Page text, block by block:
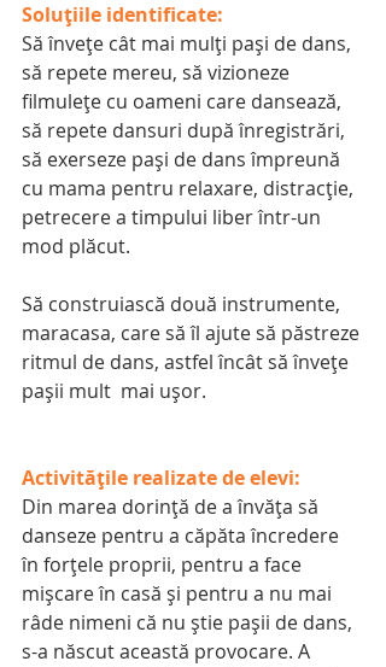
Soluțiile identificate:
Să învețe cât mai mulți pași de dans,
să repete mereu, să vizioneze
filmulețe cu oameni care dansează,
să repete dansuri după înregistrări,
să exerseze pași de dans împreună
cu mama pentru relaxare, distracție,
petrecere a timpului liber într-un
mod plăcut.
Să construiască două instrumente,
maracasa, care să îl ajute să păstreze
ritmul de dans, astfel încât să învețe
pașii mult  mai ușor.
Activitățile realizate de elevi:
Din marea dorință de a învăța să
danseze pentru a căpăta încredere
în forțele proprii, pentru a face
mișcare în casă și pentru a nu mai
râde nimeni că nu știe pașii de dans,
s-a născut această provocare. A